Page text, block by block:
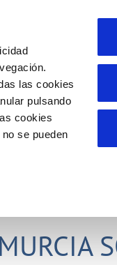
las cookies
pulsando
cookies
se pueden
PORTAL DE